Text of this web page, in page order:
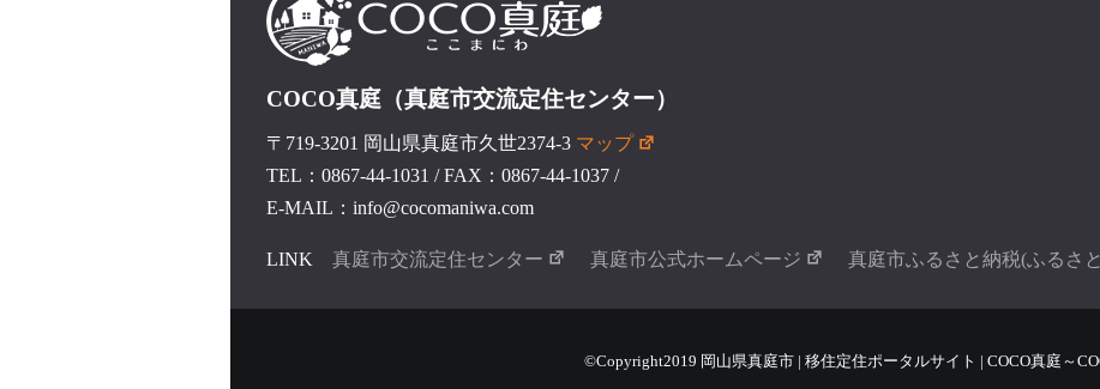
COCO真庭（真庭市交流定住センター）
〒719-3201 岡山県真庭市久世2374-3 マップ
TEL：0867-44-1031 /FAX：0867-44-1037/
E-MAIL：info@cocomaniwa.com
LINK 真庭市交流定住センター 真庭市公式ホームページ 真庭市ふるさと納税(ふるさ
©Copyright2019 岡山県真庭市 | 移住定住ポータルサイト | COCO真庭～